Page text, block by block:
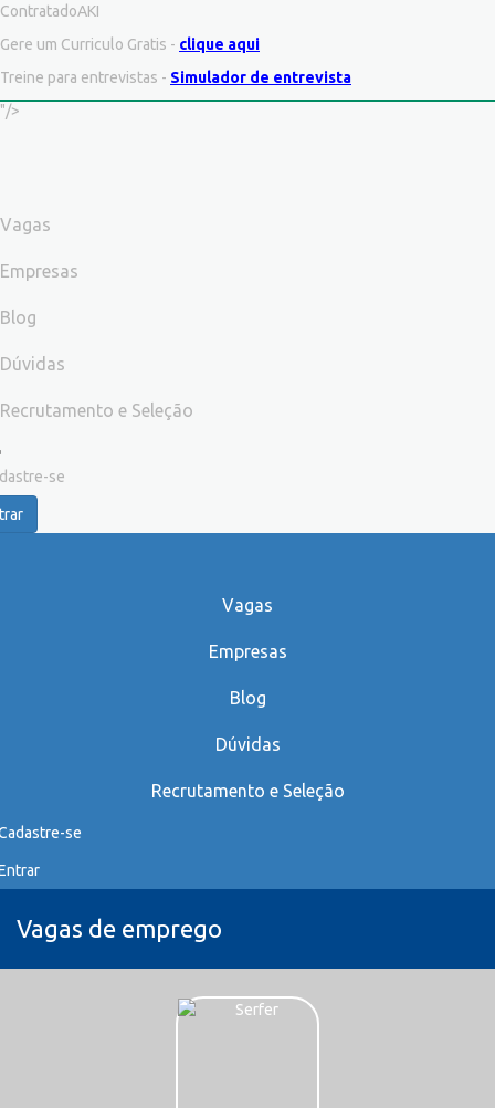
ContratadoAKI
Gere um Curriculo Gratis - clique aqui
Treine para entrevistas - Simulador de entrevista
"/>
Vagas
Empresas
Blog
Dúvidas
Recrutamento e Seleção
se
Vagas
Empresas
Blog
Dúvidas
Recrutamento e Seleção
se
Vagas de emprego